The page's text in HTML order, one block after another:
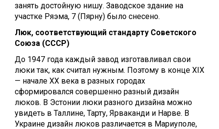
занять достойную нишу. Заводское здание на
участке Ряэма, 7 (Пярну) было снесено.
Люк, соответствующий стандарту Советского
Союза (СССР)
До 1947 года каждый завод изготавливал свои
люки так, как считал нужным. Поэтому в конце XIX
— начале XX века в разных городах
сформировался совершенно разный дизайн
люков. В Эстонии люки разного дизайна можно
увидеть в Таллине, Тарту, Ярваканди и Нарве. В
Украине дизайн люков различается в Мариуполе,